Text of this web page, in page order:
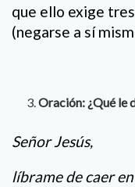
que ello exige
(negarse a sí
Oración: ¿Qué le
Señor Jesús,
líbrame de caer